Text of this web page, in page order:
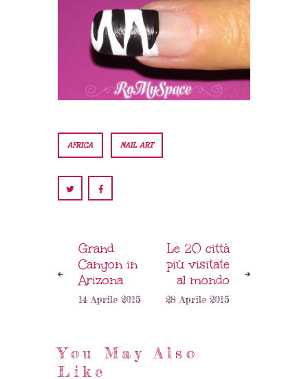
AFRICA NAIL ART
Grand
Canyon in
Arizona
14 Aprile 2015
Le 20 città
più visitate
al mondo
28 Aprile 2015
You May Also
Like